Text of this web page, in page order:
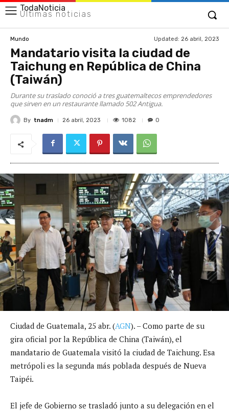
TodaNoticia
Últimas noticias
Mundo Updated: 26 abril, 2023
Mandatario visita la ciudad de
Taichung en República de China
(Taiwán)
Durante su traslado conoció a tres guatemaltecos emprendedores
que sirven en un restaurante llamado 502 Antigua.
By tnadm 26 abril, 2023 1082 0
Ciudad de Guatemala, 25 abr. (AGN). – Como parte de su
gira oficial por la República de China (Taiwán), el
mandatario de Guatemala visitó la ciudad de Taichung. Esa
metrópoli es la segunda más poblada después de Nueva
Taipéi.
El jefe de Gobierno se trasladó junto a su delegación en el